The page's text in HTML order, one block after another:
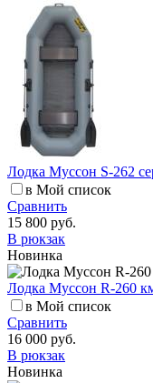
Лодка Муссон S-262
в Мой список
Сравнить
15 800 руб.
В рюкзак
Новинка
Лодка Муссон R-260
в Мой список
Сравнить
16 000 руб.
В рюкзак
Новинка